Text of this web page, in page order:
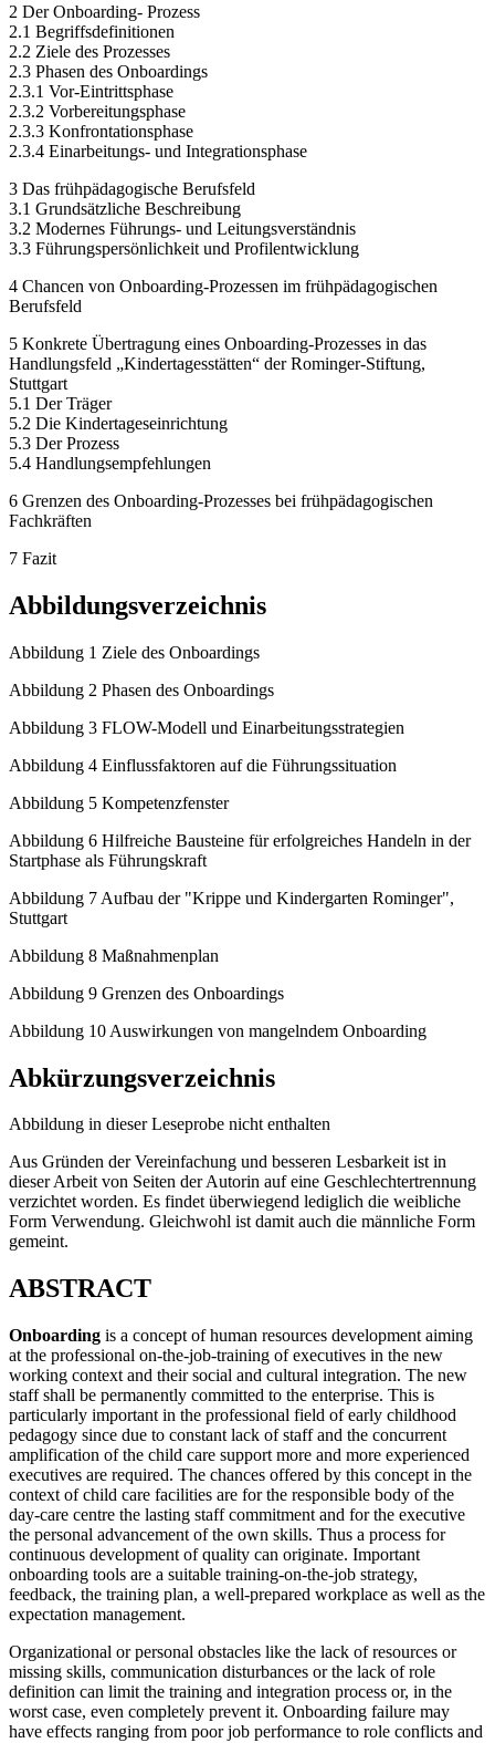
2 Der Onboarding- Prozess
2.1 Begriffsdefinitionen
2.2 Ziele des Prozesses
2.3 Phasen des Onboardings
2.3.1 Vor-Eintrittsphase
2.3.2 Vorbereitungsphase
2.3.3 Konfrontationsphase
2.3.4 Einarbeitungs- und Integrationsphase
3 Das frühpädagogische Berufsfeld
3.1 Grundsätzliche Beschreibung
3.2 Modernes Führungs- und Leitungsverständnis
3.3 Führungspersönlichkeit und Profilentwicklung
4 Chancen von Onboarding-Prozessen im frühpädagogischen
Berufsfeld
5 Konkrete Übertragung eines Onboarding-Prozesses in das
Handlungsfeld „Kindertagesstätten“ der Rominger-Stiftung,
Stuttgart
5.1 Der Träger
5.2 Die Kindertageseinrichtung
5.3 Der Prozess
5.4 Handlungsempfehlungen
6 Grenzen des Onboarding-Prozesses bei frühpädagogischen
Fachkräften
7 Fazit
Abbildungsverzeichnis
Abbildung 1 Ziele des Onboardings
Abbildung 2 Phasen des Onboardings
Abbildung 3 FLOW-Modell und Einarbeitungsstrategien
Abbildung 4 Einflussfaktoren auf die Führungssituation
Abbildung 5 Kompetenzfenster
Abbildung 6 Hilfreiche Bausteine für erfolgreiches Handeln in der
Startphase als Führungskraft
Abbildung 7 Aufbau der "Krippe und Kindergarten Rominger",
Stuttgart
Abbildung 8 Maßnahmenplan
Abbildung 9 Grenzen des Onboardings
Abbildung 10 Auswirkungen von mangelndem Onboarding
Abkürzungsverzeichnis
Abbildung in dieser Leseprobe nicht enthalten
Aus Gründen der Vereinfachung und besseren Lesbarkeit ist in
dieser Arbeit von Seiten der Autorin auf eine Geschlechtertrennung
verzichtet worden. Es findet überwiegend lediglich die weibliche
Form Verwendung. Gleichwohl ist damit auch die männliche Form
gemeint.
ABSTRACT
Onboarding is a concept of human resources development aiming
at the professional on-the-job-training of executives in the new
working context and their social and cultural integration. The new
staff shall be permanently committed to the enterprise. This is
particularly important in the professional field of early childhood
pedagogy since due to constant lack of staff and the concurrent
amplification of the child care support more and more experienced
executives are required. The chances offered by this concept in the
context of child care facilities are for the responsible body of the
day-care centre the lasting staff commitment and for the executive
the personal advancement of the own skills. Thus a process for
continuous development of quality can originate. Important
onboarding tools are a suitable training-on-the-job strategy,
feedback, the training plan, a well-prepared workplace as well as the
expectation management.
Organizational or personal obstacles like the lack of resources or
missing skills, communication disturbances or the lack of role
definition can limit the training and integration process or, in the
worst case, even completely prevent it. Onboarding failure may
have effects ranging from poor job performance to role conflicts and